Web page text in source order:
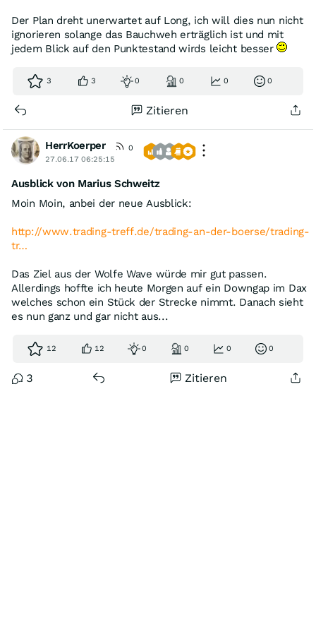
Der Plan dreht unerwartet auf Long, ich will dies nun nicht
ignorieren solange das Bauchweh erträglich ist und mit
jedem Blick auf den Punktestand wirds leicht besser
3 3 0 0 0 0
Zitieren
HerrKoerper
0
27.06.17 06:25:15
Ausblick von Marius Schweitz
Moin Moin, anbei der neue Ausblick:
http://www.trading-treff.de/trading-an-der-boerse/trading-
tr…
Das Ziel aus der Wolfe Wave würde mir gut passen.
Allerdings hoffte ich heute Morgen auf ein Downgap im Dax
welches schon ein Stück der Strecke nimmt. Danach sieht
es nun ganz und gar nicht aus...
12 12 0 0 0 0
3 Zitieren